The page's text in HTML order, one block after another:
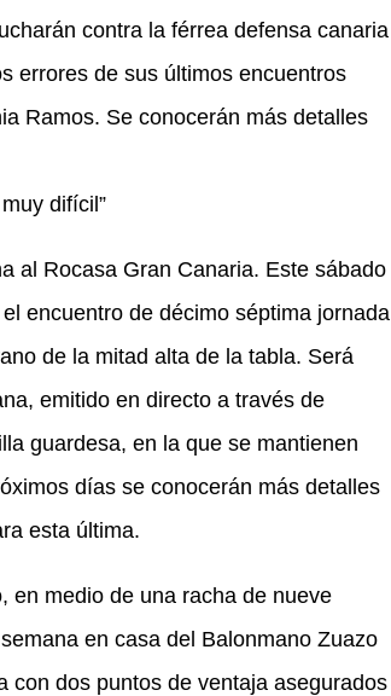
contra la férrea defensa canaria
errores de sus últimos encuentros
Ramos. Se conocerán más detalles
difícil”
al Rocasa Gran Canaria. Este sábado
encuentro de décimo séptima jornada
de la mitad alta de la tabla. Será
emitido en directo a través de
guardesa, en la que se mantienen
días se conocerán más detalles
esta última.
en medio de una racha de nueve
en casa del Balonmano Zuazo
con dos puntos de ventaja asegurados